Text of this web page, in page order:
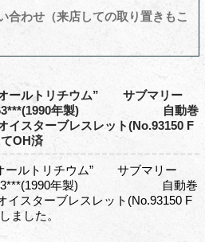
合わせ（来店しての取り置きもこ
ルトリチウム” サブマリー
年製) 自動巻
スターブレスレット(No.93150 F
OH済
ルトリチウム” サブマリー
年製) 自動巻
スターブレスレット(No.93150 F
ました。